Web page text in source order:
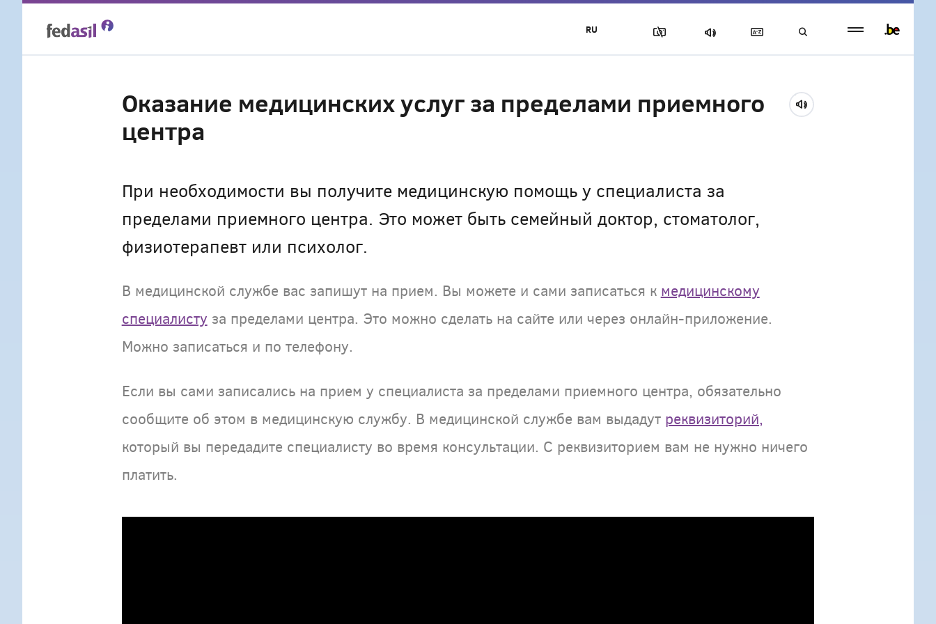
Оказание медицинских услуг за пределами приемного
центра
При необходимости вы получите медицинскую помощь у специалиста за
пределами приемного центра. Это может быть семейный доктор, стоматолог,
физиотерапевт или психолог.
В медицинской службе вас запишут на прием. Вы можете и сами записаться к медицинскому
специалисту за пределами центра. Это можно сделать на сайте или через онлайн-приложение.
Можно записаться и по телефону.
Если вы сами записались на прием у специалиста за пределами приемного центра, обязательно
сообщите об этом в медицинскую службу. В медицинской службе вам выдадут реквизиторий,
который вы передадите специалисту во время консультации. С реквизиторием вам не нужно ничего
платить.
RU
footer